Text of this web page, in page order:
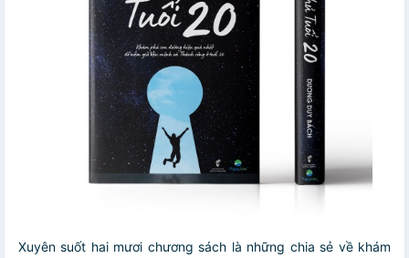
Xuyên suốt hai mươi chương sách là những chia sẻ về khám